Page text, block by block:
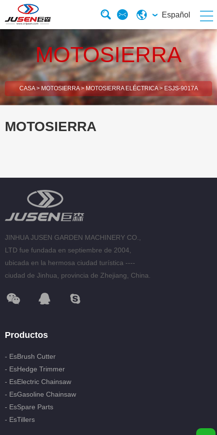
Español
MOTOSIERRA
CASA> MOTOSIERRA> MOTOSIERRA ELÉCTRICA> ESJS-9017A
MOTOSIERRA
esHedge Trimmer
esElectric Chainsaw
esGasoline Chainsaw
esSpare Parts
esGasoline Spray Engine
JINHUA JUSEN GARDEN MACHINERY CO.,
LTD fue fundada en septiembre de 2004,
ubicada en la hermosa ciudad turística ----
ciudad de Jinhua, provincia de Zhejiang, China.
Productos
- EsBrush Cutter
- EsHedge Trimmer
- EsElectric Chainsaw
- EsGasoline Chainsaw
- EsSpare Parts
- EsTillers